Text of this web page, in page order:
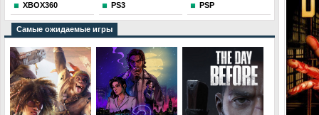
XBOX360 PS3 PSP
Самые ожидаемые игры